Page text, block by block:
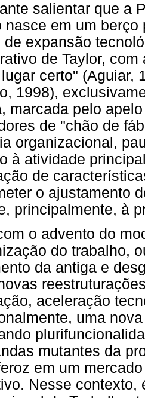
salientar que a
nasce em um
de expansão
de Taylor,
certo" (Aguiar,
1998),
marcada pelo
de "chão de
organizacional,
à atividade
de
o ajustamento
principalmente, à
o advento do
do trabalho,
da antiga e
aceleração
uma
mutantes da
em um
Nesse contexto,